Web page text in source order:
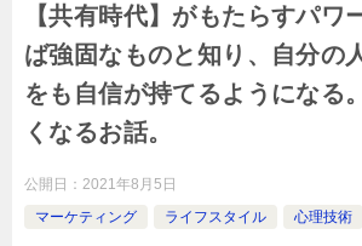
【共有時代】がもたらすパワ
ば強固なものと知り、自分の
をも自信が持てるようになる
くなるお話。
公開日： 2021年8月5日
マーケティング
ライフスタイル 心理技術